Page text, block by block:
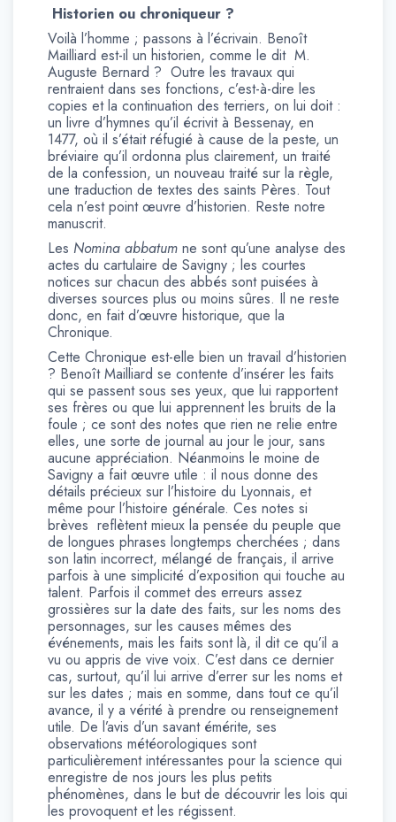
Historien ou chroniqueur ?
Voilà l’homme ; passons à l’écrivain. Benoît
Mailliard est-il un historien, comme le dit M.
Auguste Bernard ? Outre les travaux qui
rentraient dans ses fonctions, c’est-à-dire les
copies et la continuation des terriers, on lui doit :
un livre d’hymnes qu’il écrivit à Bessenay, en
1477, où il s’était réfugié à cause de la peste, un
bréviaire qu’il ordonna plus clairement, un traité
de la confession, un nouveau traité sur la règle,
une traduction de textes des saints Pères. Tout
cela n’est point œuvre d’historien. Reste notre
manuscrit.
Les Nomina abbatum ne sont qu’une analyse des
actes du cartulaire de Savigny ; les courtes
notices sur chacun des abbés sont puisées à
diverses sources plus ou moins sûres. Il ne reste
donc, en fait d’œuvre historique, que la
Chronique.
Cette Chronique est-elle bien un travail d’historien
? Benoît Mailliard se contente d’insérer les faits
qui se passent sous ses yeux, que lui rapportent
ses frères ou que lui apprennent les bruits de la
foule ; ce sont des notes que rien ne relie entre
elles, une sorte de journal au jour le jour, sans
aucune appréciation. Néanmoins le moine de
Savigny a fait œuvre utile : il nous donne des
détails précieux sur l’histoire du Lyonnais, et
même pour l’histoire générale. Ces notes si
brèves reflètent mieux la pensée du peuple que
de longues phrases longtemps cherchées ; dans
son latin incorrect, mélangé de français, il arrive
parfois à une simplicité d’exposition qui touche au
talent. Parfois il commet des erreurs assez
grossières sur la date des faits, sur les noms des
personnages, sur les causes mêmes des
événements, mais les faits sont là, il dit ce qu’il a
vu ou appris de vive voix. C’est dans ce dernier
cas, surtout, qu’il lui arrive d’errer sur les noms et
sur les dates ; mais en somme, dans tout ce qu’il
avance, il y a vérité à prendre ou renseignement
utile. De l’avis d’un savant émérite, ses
observations météorologiques sont
particulièrement intéressantes pour la science qui
enregistre de nos jours les plus petits
phénomènes, dans le but de découvrir les lois qui
les provoquent et les régissent.